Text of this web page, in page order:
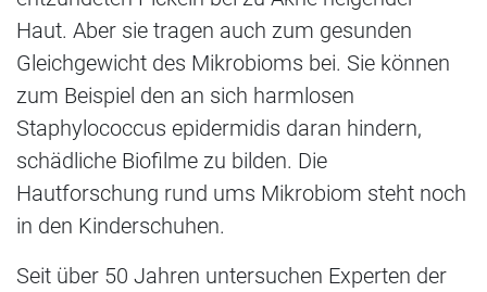
Haut. Aber sie tragen auch zum gesunden
Gleichgewicht des Mikrobioms bei. Sie können
zum Beispiel den an sich harmlosen
Staphylococcus epidermidis daran hindern,
schädliche Biofilme zu bilden. Die
Hautforschung rund ums Mikrobiom steht noch
in den Kinderschuhen.
Seit über 50 Jahren untersuchen Experten der